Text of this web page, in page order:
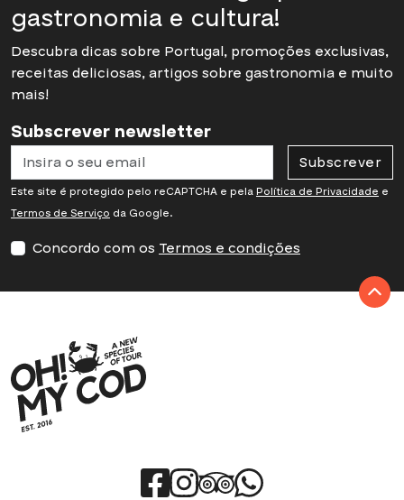
gastronomia e cultura!
Descubra dicas sobre Portugal, promoções exclusivas,
receitas deliciosas, artigos sobre gastronomia e muito
mais!
Subscrever newsletter
Subscrever
Este site é protegido pelo reCAPTCHA e pelaPolítica de Privacidade e
Termos de Serviço da Google.
Concordo com os Termos e condições